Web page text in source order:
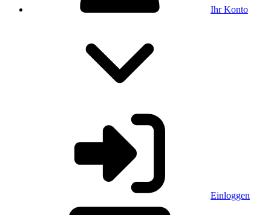
Ihr Konto
Einloggen